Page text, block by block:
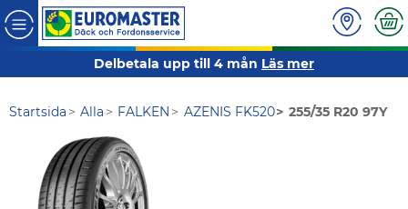
Delbetala upp till 4 mån Läs mer
Startsida Alla FALKEN AZENIS FK520 255/35 R20 97Y